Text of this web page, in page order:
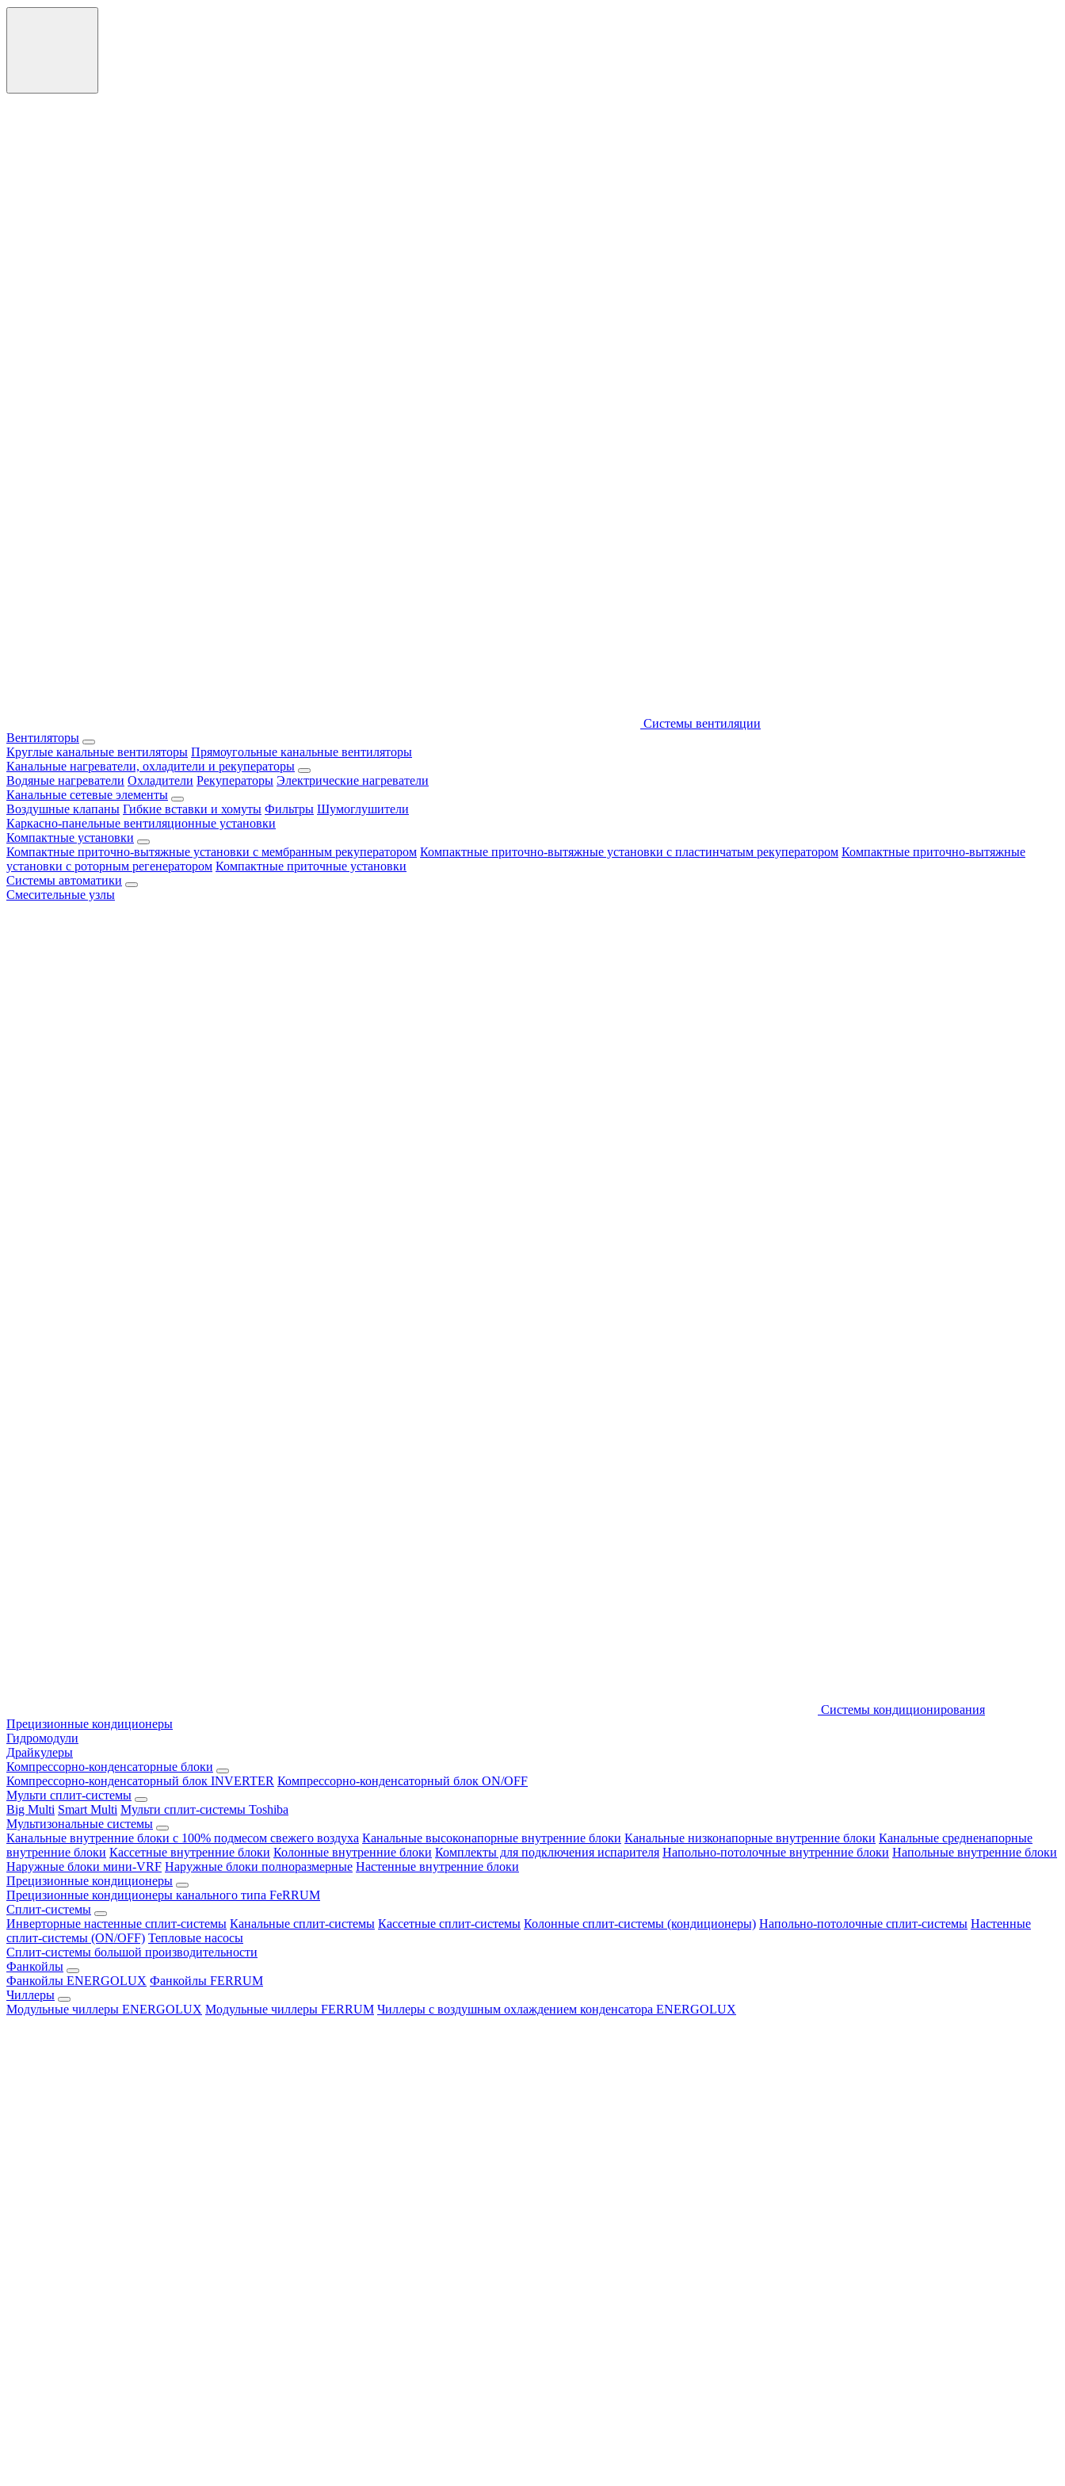
Системы вентиляции
Вентиляторы
Круглые канальные вентиляторы Прямоугольные канальные вентиляторы
Канальные нагреватели, охладители и рекуператоры
Водяные нагреватели Охладители Рекуператоры Электрические нагреватели
Канальные сетевые элементы
Воздушные клапаны Гибкие вставки и хомуты Фильтры Шумоглушители
Каркасно-панельные вентиляционные установки
Компактные установки
Компактные приточно-вытяжные установки с мембранным рекуператором Компактные приточно-вытяжные установки с пластинчатым рекуператором Компактные приточно-вытяжные
установки с роторным регенератором Компактные приточные установки
Системы автоматики
Смесительные узлы
Системы кондиционирования
Прецизионные кондиционеры
Гидромодули
Драйкулеры
Компрессорно-конденсаторные блоки
Компрессорно-конденсаторный блок INVERTER Компрессорно-конденсаторный блок ON/OFF
Мульти сплит-системы
Big Multi Smart Multi Мульти сплит-системы Toshiba
Мультизональные системы
Канальные внутренние блоки с 100% подмесом свежего воздуха Канальные высоконапорные внутренние блоки Канальные низконапорные внутренние блоки Канальные средненапорные
внутренние блоки Кассетные внутренние блоки Колонные внутренние блоки Комплекты для подключения испарителя Напольно-потолочные внутренние блоки Напольные внутренние блоки
Наружные блоки мини-VRF Наружные блоки полноразмерные Настенные внутренние блоки
Прецизионные кондиционеры
Прецизионные кондиционеры канального типа FeRRUM
Сплит-системы
Инверторные настенные сплит-системы Канальные сплит-системы Кассетные сплит-системы Колонные сплит-системы (кондиционеры) Напольно-потолочные сплит-системы Настенные
сплит-системы (ON/OFF) Тепловые насосы
Сплит-системы большой производительности
Фанкойлы
Фанкойлы ENERGOLUX Фанкойлы FERRUM
Чиллеры
Модульные чиллеры ENERGOLUX Модульные чиллеры FERRUM Чиллеры с воздушным охлаждением конденсатора ENERGOLUX